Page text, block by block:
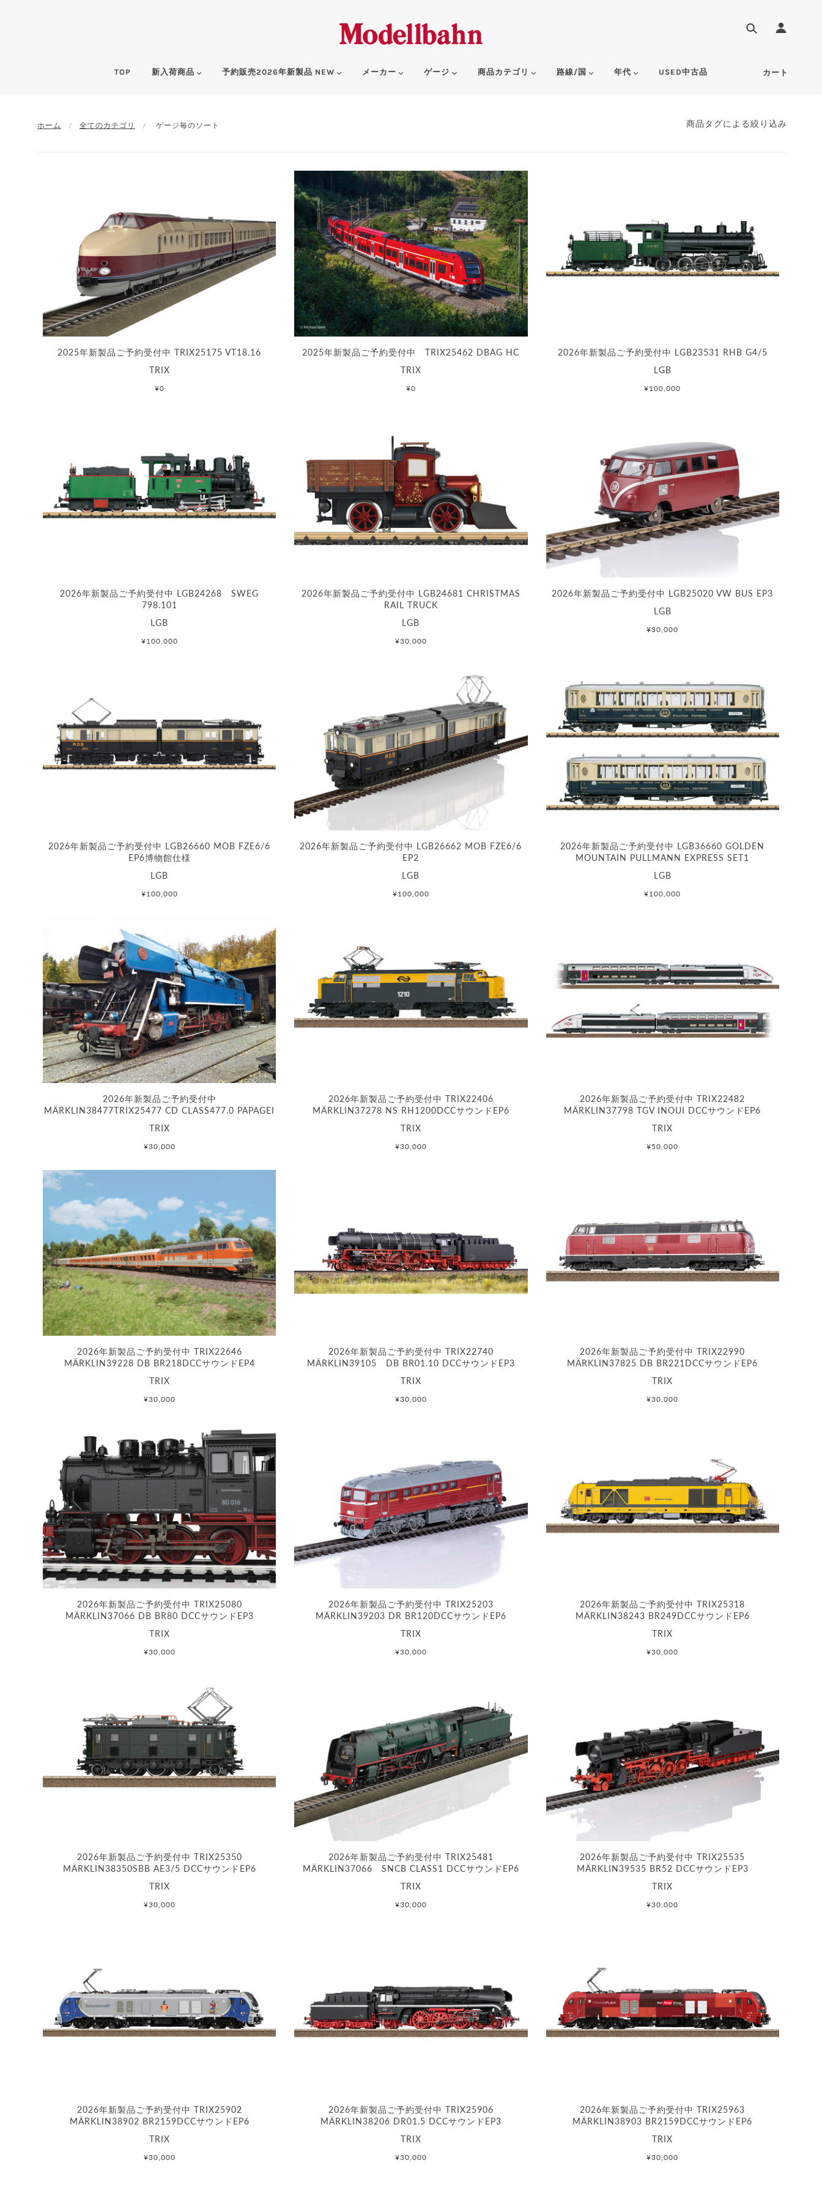
TOP 新入荷商品 予約販売2026年新製品 NEW メーカー ゲージ 商品カテゴリ 路線/国 年代 USED中古品 カート
ホーム 全てのカテゴリ ゲージ毎のソート 商品タグによる絞り込み
2025年新製品ご予約受付中 TRIX25175 VT18.16
TRIX
¥0
2025年新製品ご予約受付中 TRIX25462 DBAG HC
TRIX
¥0
2026年新製品ご予約受付中 LGB23531 RHB G4/5
LGB
¥100,000
2026年新製品ご予約受付中 LGB24268 SWEG
798.101
LGB
¥100,000
2026年新製品ご予約受付中 LGB24681 CHRISTMAS
RAIL TRUCK
LGB
¥30,000
2026年新製品ご予約受付中 LGB25020 VW BUS EP3
LGB
¥30,000
2026年新製品ご予約受付中 LGB26660 MOB FZE6/6
EP6博物館仕様
LGB
¥100,000
2026年新製品ご予約受付中 LGB26662 MOB FZE6/6
EP2
LGB
¥100,000
2026年新製品ご予約受付中 LGB36660 GOLDEN
MOUNTAIN PULLMANN EXPRESS SET1
LGB
¥100,000
2026年新製品ご予約受付中
MÄRKLIN38477TRIX25477 CD CLASS477.0 PAPAGEI
TRIX
¥30,000
2026年新製品ご予約受付中 TRIX22406
MÄRKLIN37278 NS RH1200DCCサウンドEP6
TRIX
¥30,000
2026年新製品ご予約受付中 TRIX22482
MÄRKLIN37798 TGV INOUI DCCサウンドEP6
TRIX
¥50,000
2026年新製品ご予約受付中 TRIX22646
MÄRKLIN39228 DB BR218DCCサウンドEP4
TRIX
¥30,000
2026年新製品ご予約受付中 TRIX22740
MÄRKLIN39105 DB BR01.10 DCCサウンドEP3
TRIX
¥30,000
2026年新製品ご予約受付中 TRIX22990
MÄRKLIN37825 DB BR221DCCサウンドEP6
TRIX
¥30,000
2026年新製品ご予約受付中 TRIX25080
MÄRKLIN37066 DB BR80 DCCサウンドEP3
TRIX
¥30,000
2026年新製品ご予約受付中 TRIX25203
MÄRKLIN39203 DR BR120DCCサウンドEP6
TRIX
¥30,000
2026年新製品ご予約受付中 TRIX25318
MÄRKLIN38243 BR249DCCサウンドEP6
TRIX
¥30,000
2026年新製品ご予約受付中 TRIX25350
MÄRKLIN38350SBB AE3/5 DCCサウンドEP6
TRIX
¥30,000
2026年新製品ご予約受付中 TRIX25481
MÄRKLIN37066 SNCB CLASS1 DCCサウンドEP6
TRIX
¥30,000
2026年新製品ご予約受付中 TRIX25535
MÄRKLIN39535 BR52 DCCサウンドEP3
TRIX
¥30,000
2026年新製品ご予約受付中 TRIX25902
MÄRKLIN38902 BR2159DCCサウンドEP6
TRIX
¥30,000
2026年新製品ご予約受付中 TRIX25906
MÄRKLIN38206 DR01.5 DCCサウンドEP3
TRIX
¥30,000
2026年新製品ご予約受付中 TRIX25963
MÄRKLIN38903 BR2159DCCサウンドEP6
TRIX
¥30,000